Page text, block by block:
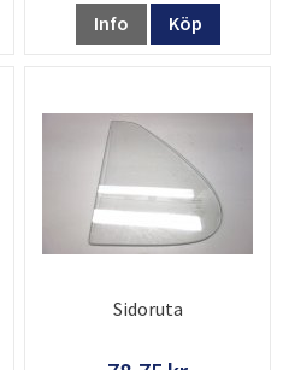
Info Köp
Sidoruta